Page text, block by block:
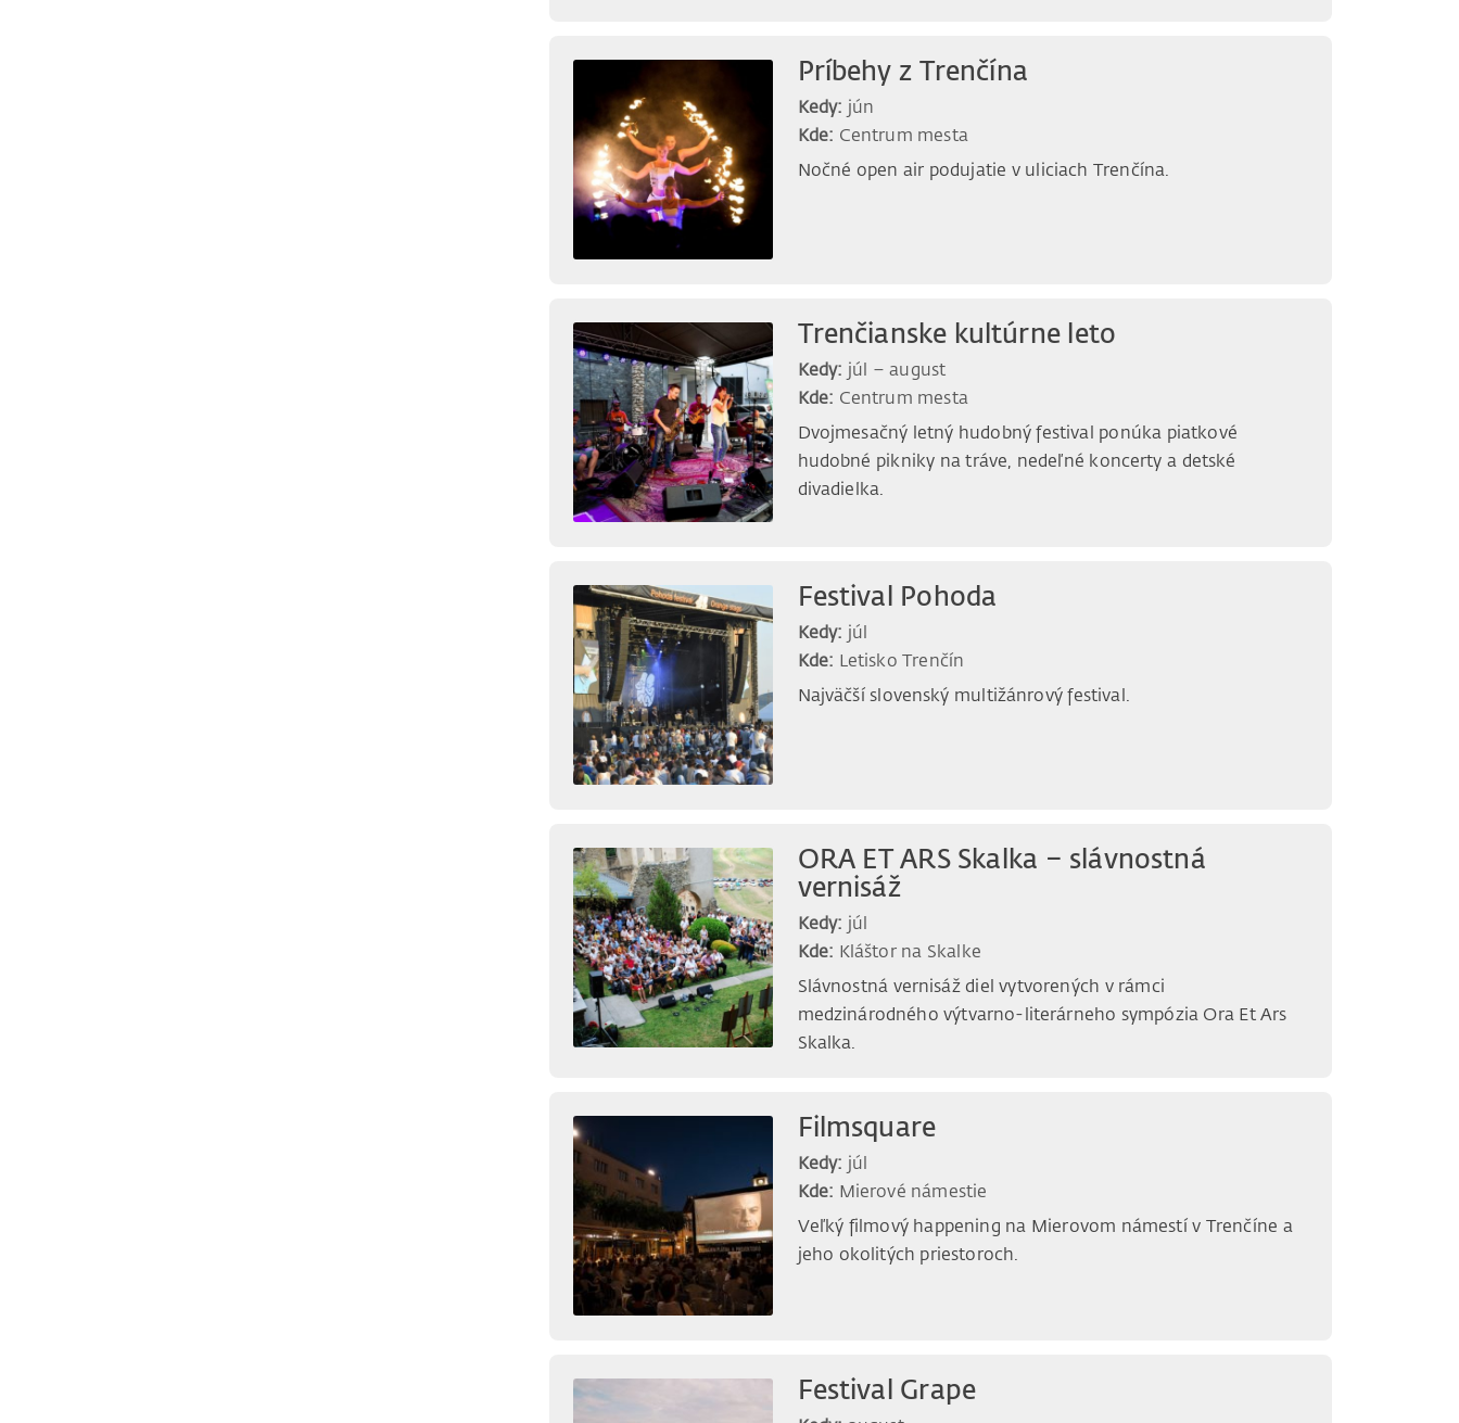
Príbehy z Trenčína
Kedy: jún
Kde: Centrum mesta
Nočné open air podujatie v uliciach Trenčína.
Trenčianske kultúrne leto
Kedy: júl – august
Kde: Centrum mesta
Dvojmesačný letný hudobný festival ponúka piatkové
hudobné pikniky na tráve, nedeľné koncerty a detské
divadielka.
Festival Pohoda
Kedy: júl
Kde: Letisko Trenčín
Najväčší slovenský multižánrový festival.
ORA ET ARS Skalka – slávnostná
vernisáž
Kedy: júl
Kde: Kláštor na Skalke
Slávnostná vernisáž diel vytvorených v rámci
medzinárodného výtvarno-literárneho sympózia Ora Et Ars
Skalka.
Filmsquare
Kedy: júl
Kde: Mierové námestie
Veľký filmový happening na Mierovom námestí v Trenčíne a
jeho okolitých priestoroch.
Festival Grape